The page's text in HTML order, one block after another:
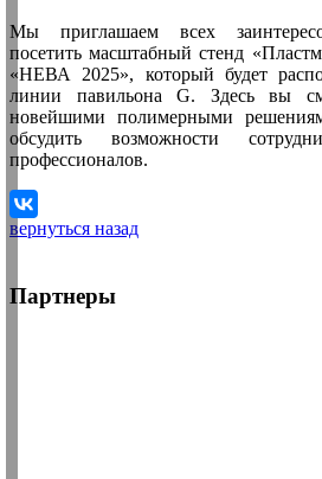
Мы приглашаем всех
посетить масштабный стенд
«НЕВА 2025», который будет
линии павильона G. Здесь вы
новейшими полимерными
обсудить возможности
профессионалов.
вернуться назад
Партнеры